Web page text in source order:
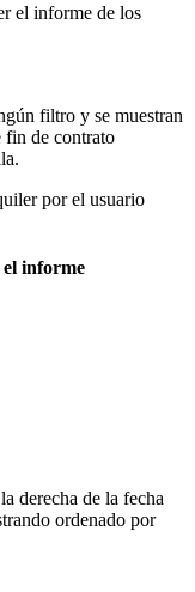
el informe de los
filtro y se muestran
fin de contrato
por el usuario
el informe
derecha de la fecha
ordenado por